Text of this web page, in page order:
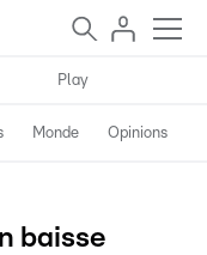
Play
Monde Opinions
baisse